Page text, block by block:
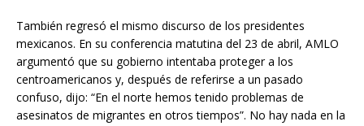
También regresó el mismo discurso de los presidentes
mexicanos. En su conferencia matutina del 23 de abril, AMLO
argumentó que su gobierno intentaba proteger a los
centroamericanos y, después de referirse a un pasado
confuso, dijo: “En el norte hemos tenido problemas de
asesinatos de migrantes en otros tiempos”. No hay nada en la